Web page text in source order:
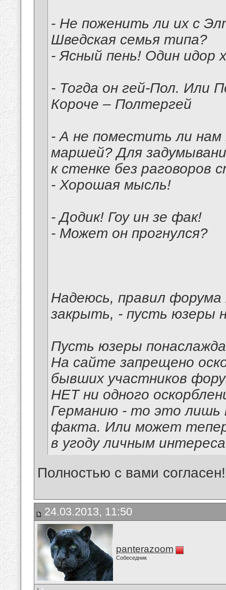
- Не поженить ли их с
Шведская семья типа?
- Ясный пень! Один идор
- Тогда он гей-Пол. Или
Короче – Полтергей
- А не поместить ли нам
маршей? Для
к стенке без раговоров
- Хорошая мысль!
- Додик! Гоу ин зе фак!
- Может он прогнулся?
Надеюсь, правил
закрыть, - пусть юзеры
Пусть юзеры
На сайте запрещено
бывших участников
НЕТ ни одного
Германию - то это лишь
факта. Или может
в угоду личным
Полностью с вами согласен!
24.03.2013, 11:50
panterazoom
Собеседник